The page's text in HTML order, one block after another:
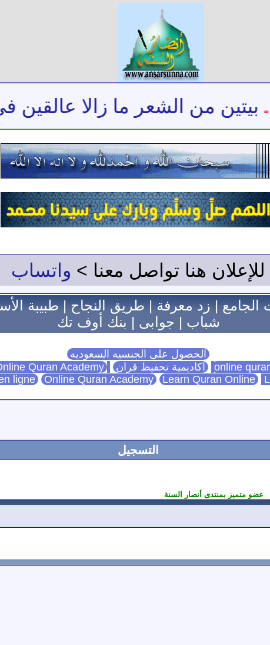
من الشعر ما زالا عالقين في
للإعلان هنا تواصل معنا > واتساب
الجامع|زد معرفة|طريق النجاح|طبيبة
شباب | جوابى | بنك أوف تك
الحصول على الجنسيه السعوديه
اكاديمية تحفيظ قران Quran Academy
ligne Online Quran Academy Learn Quran Online
التسجيل
عضو متميز بمنتدى أنصار السنة